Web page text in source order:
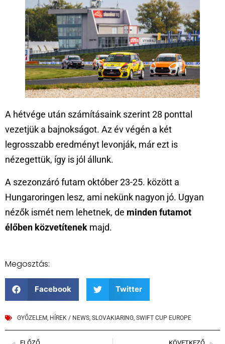
A hétvége után számításaink szerint 28 ponttal
vezetjük a bajnokságot. Az év végén a két
legrosszabb eredményt levonják, már ezt is
nézegettük, így is jól állunk.
A szezonzáró futam október 23-25. között a
Hungaroringen lesz, ami nekünk nagyon jó. Ugyan
nézők ismét nem lehetnek, de minden futamot
élőben közvetítenek majd.
Megosztás:
Facebook Twitter
GYŐZELEM, HÍREK / NEWS, SLOVAKIARING, SWIFT CUP EUROPE